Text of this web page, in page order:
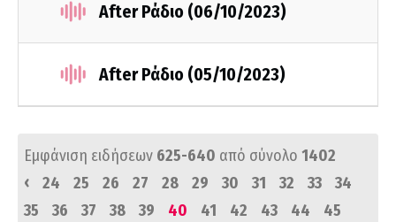
After Ράδιο (06/10/2023)
After Ράδιο (05/10/2023)
Εμφάνιση ειδήσεων 625-640 από σύνολο 1402
‹
24 25 26 27 28 29 30 31 32 33
34
35
36 37 38 39 40 41 42 43 44
45